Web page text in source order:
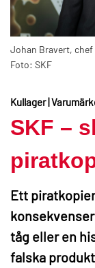
Johan Bravert, chef
Foto: SKF
Kullager |
SKF –
Ett
tåg eller en
falska